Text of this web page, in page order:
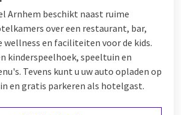
Arnhem beschikt naast ruime
over een restaurant, bar,
wellness en faciliteiten voor de kids.
kinderspeelhoek, speeltuin en
Tevens kunt u uw auto opladen op
en gratis parkeren als hotelgast.